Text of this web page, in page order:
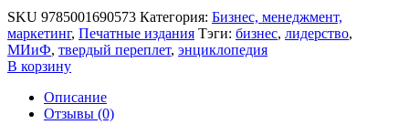
SKU 9785001690573 Категория: Бизнес, менеджмент,
маркетинг, Печатные издания Тэги: бизнес, лидерство,
МИиФ, твердый переплет, энциклопедия
В корзину
Описание
Отзывы (0)